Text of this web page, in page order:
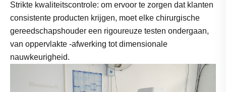
Strikte kwaliteitscontrole: om ervoor te zorgen dat klanten
consistente producten krijgen, moet elke chirurgische
gereedschapshouder een rigoureuze testen ondergaan,
van oppervlakte -afwerking tot dimensionale
nauwkeurigheid.